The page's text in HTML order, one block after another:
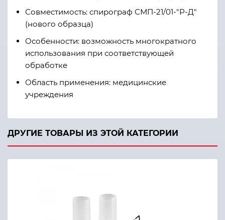
Совместимость: спирограф СМП-21/01-"Р-Д"
(нового образца)
Особенности: возможность многократного
использования при соответствующей
обработке
Область применения: медицинские
учреждения
ДРУГИЕ ТОВАРЫ ИЗ ЭТОЙ КАТЕГОРИИ